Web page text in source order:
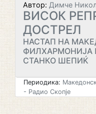
Автор: Димче
ВИСОК
ДОСТРЕЛ
НАСТАП НА
ФИЛХАРМОНИЈА
СТАНКО ШЕПИЌ
Периодика:
- Радио Скопје